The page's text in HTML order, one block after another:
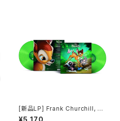
[新品LP] Frank Churchill, Ed
ward Plumb, Larry Morey /
¥5,170